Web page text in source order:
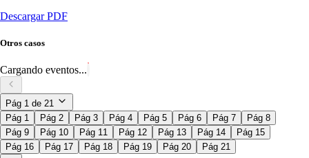
Descargar PDF
Otros casos
Cargando eventos...
Pág 1 de 21
Pág 1
Pág 2 Pág 3 Pág 4 Pág 5 Pág 6 Pág 7
Pág 8
Pág 9
Pág 10 Pág 11 Pág 12 Pág 13 Pág 14
Pág 15
Pág 16
Pág 17 Pág 18 Pág 19 Pág 20 Pág 21